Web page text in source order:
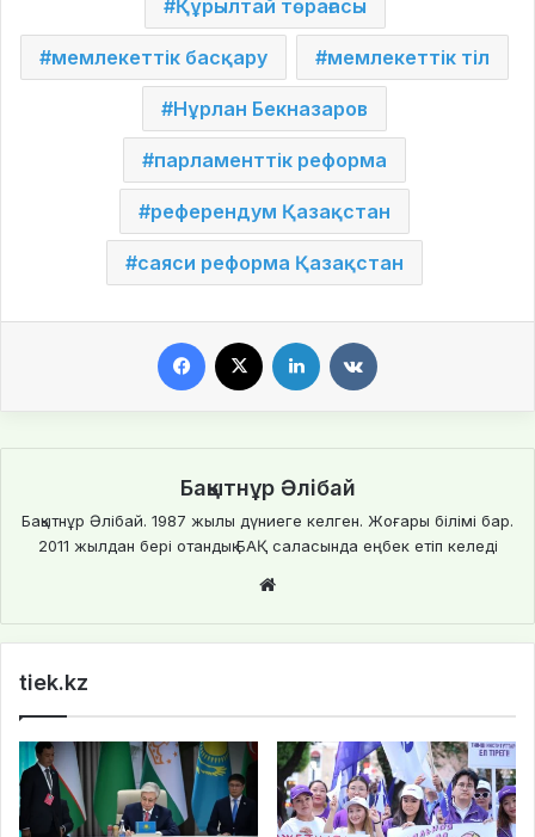
Құрылтай төрағасы
мемлекеттік басқару мемлекеттік тіл
Нұрлан Бекназаров
парламенттік реформа
референдум Қазақстан
саяси реформа Қазақстан
Бақытнұр Әлібай
Бақытнұр Әлібай. 1987 жылы дүниеге келген. Жоғары білімі бар.
2011 жылдан бері отандық БАҚ саласында еңбек етіп келеді
te
tiek.kz